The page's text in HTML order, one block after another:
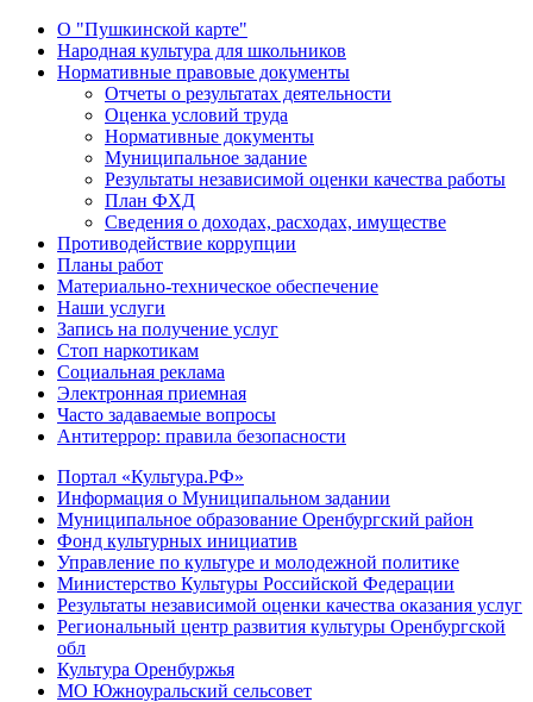
О "Пушкинской карте"
Народная культура для школьников
Нормативные правовые документы
Отчеты о результатах деятельности
Оценка условий труда
Нормативные документы
Муниципальное задание
Результаты независимой оценки качества работы
План ФХД
Сведения о доходах, расходах, имуществе
Противодействие коррупции
Планы работ
Материально-техническое обеспечение
Наши услуги
Запись на получение услуг
Стоп наркотикам
Социальная реклама
Электронная приемная
Часто задаваемые вопросы
Антитеррор: правила безопасности
Портал «Культура.РФ»
Информация о Муниципальном задании
Муниципальное образование Оренбургский район
Фонд культурных инициатив
Управление по культуре и молодежной политике
Министерство Культуры Российской Федерации
Результаты независимой оценки качества оказания услуг
Региональный центр развития культуры Оренбургской
обл
Культура Оренбуржья
МО Южноуральский сельсовет